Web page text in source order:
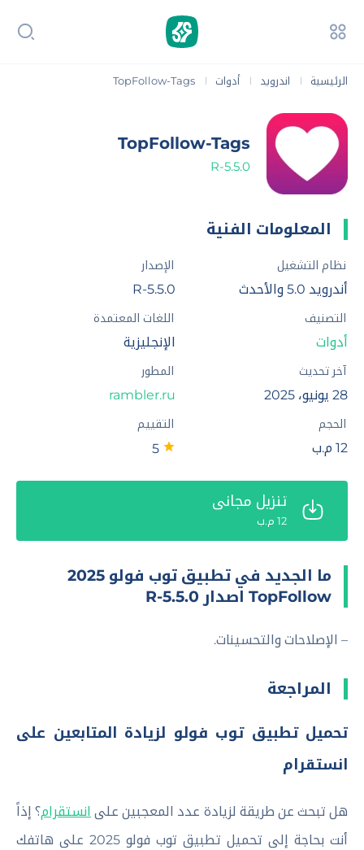
الرئيسية | اندرويد | أدوات |
TopFollow-Tags
TopFollow-Tags
5.5.0-R
المعلومات الفنية
نظام التشغيل
أندرويد 5.0 والأحدث
الإصدار
5.5.0-R
التصنيف
أدوات
اللغات المعتمدة
الإنجليزية
آخر تحديث
28 يونيو، 2025
المطور
rambler.ru
الحجم
12 م.ب
التقييم
تنزيل مجاني
12 م.ب
ما الجديد في تطبيق توب فولو 2025
TopFollow اصدار 5.5.0-R
– الإصلاحات والتحسينات.
المراجعة
تحميل تطبيق توب فولو لزيادة المتابعين على
انستقرام
هل تبحث عن طريقة لزيادة عدد المعجبين على انستقرام؟ إذاً
أنت بحاجة إلى تحميل تطبيق توب فولو 2025 على هاتفك